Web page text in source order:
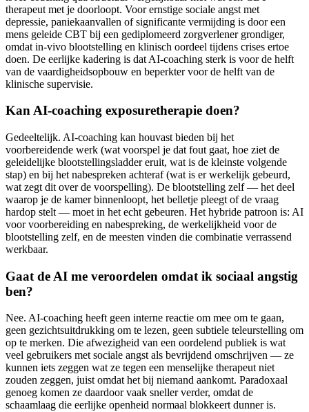
therapeut met je doorloopt. Voor ernstige sociale angst met
depressie, paniekaanvallen of significante vermijding is door een
mens geleide CBT bij een gediplomeerd zorgverlener grondiger,
omdat in-vivo blootstelling en klinisch oordeel tijdens crises ertoe
doen. De eerlijke kadering is dat AI-coaching sterk is voor de helft
van de vaardigheidsopbouw en beperkter voor de helft van de
klinische supervisie.
Kan AI-coaching exposuretherapie doen?
Gedeeltelijk. AI-coaching kan houvast bieden bij het
voorbereidende werk (wat voorspel je dat fout gaat, hoe ziet de
geleidelijke blootstellingsladder eruit, wat is de kleinste volgende
stap) en bij het nabespreken achteraf (wat is er werkelijk gebeurd,
wat zegt dit over de voorspelling). De blootstelling zelf — het deel
waarop je de kamer binnenloopt, het belletje pleegt of de vraag
hardop stelt — moet in het echt gebeuren. Het hybride patroon is: AI
voor voorbereiding en nabespreking, de werkelijkheid voor de
blootstelling zelf, en de meesten vinden die combinatie verrassend
werkbaar.
Gaat de AI me veroordelen omdat ik sociaal angstig
ben?
Nee. AI-coaching heeft geen interne reactie om mee om te gaan,
geen gezichtsuitdrukking om te lezen, geen subtiele teleurstelling om
op te merken. Die afwezigheid van een oordelend publiek is wat
veel gebruikers met sociale angst als bevrijdend omschrijven — ze
kunnen iets zeggen wat ze tegen een menselijke therapeut niet
zouden zeggen, juist omdat het bij niemand aankomt. Paradoxaal
genoeg komen ze daardoor vaak sneller verder, omdat de
schaamlaag die eerlijke openheid normaal blokkeert dunner is.